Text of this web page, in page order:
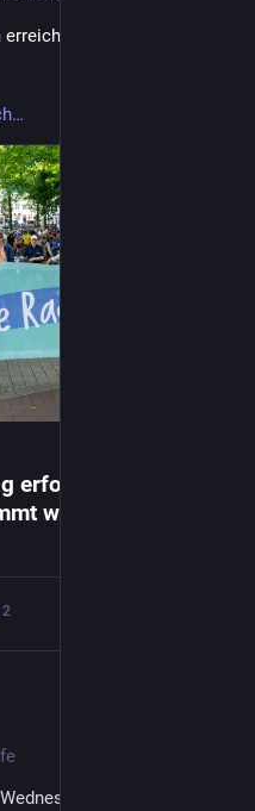
Unterschriften sind
erfolgreich |
wichtige Hürde
2